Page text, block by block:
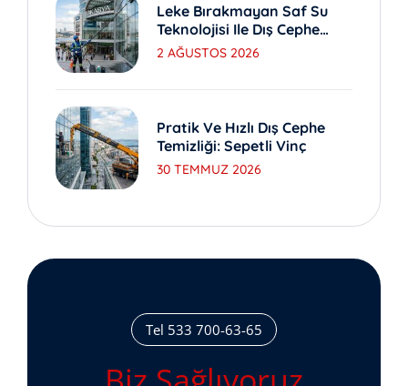
Leke Bırakmayan Saf Su
Teknolojisi Ile Dış Cephe
Yıkama
2 AĞUSTOS 2026
Pratik Ve Hızlı Dış Cephe
Temizliği: Sepetli Vinç
30 TEMMUZ 2026
Tel 533 700-63-65